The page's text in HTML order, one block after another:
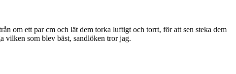
om ett par cm och lät dem torka luftigt och torrt, för att sen steka dem
vilken som blev bäst, sandlöken tror jag.